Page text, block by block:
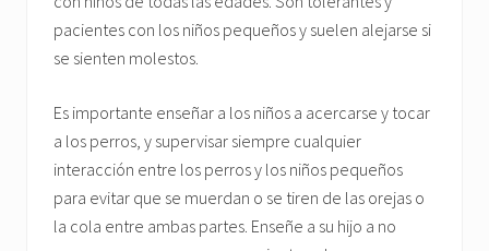
pacientes con los niños pequeños y suelen alejarse si
se sienten molestos.
Es importante enseñar a los niños a acercarse y tocar
a los perros, y supervisar siempre cualquier
interacción entre los perros y los niños pequeños
para evitar que se muerdan o se tiren de las orejas o
la cola entre ambas partes. Enseñe a su hijo a no